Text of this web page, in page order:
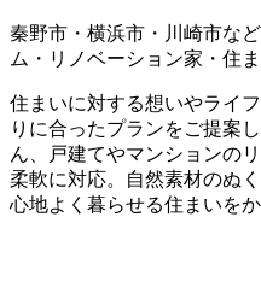
秦野市・横浜市・川崎市な
ム・リノベーション家・住
住まいに対する想いやライ
りに合ったプランをご提案
ん、戸建てやマンションの
柔軟に対応。自然素材のぬ
心地よく暮らせる住まいをか